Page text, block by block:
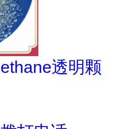
透明颗